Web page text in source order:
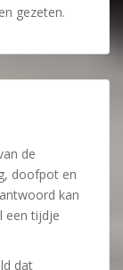
gezeten.
de
doofpot en
kan
een tijdje
dat